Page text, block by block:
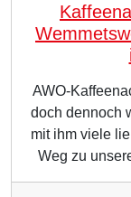
AWO-
doch dennoch
mit ihm viele
Weg zu